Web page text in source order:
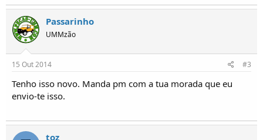
Passarinho
UMMzão
15 Out 2014 #3
Tenho isso novo. Manda pm com a tua morada que eu
envio-te isso.
toz